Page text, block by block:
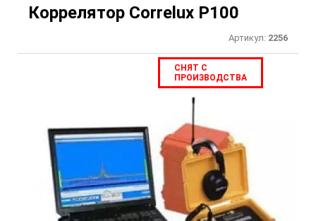
Коррелятор Correlux P100
Артикул: 2256
СНЯТ С
ПРОИЗВОДСТВА